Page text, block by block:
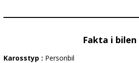
Fakta i bilen
Karosstyp : Personbil